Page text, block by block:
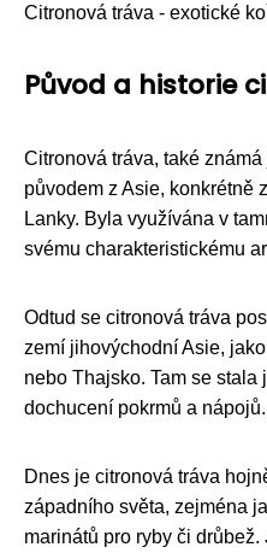
Citronová tráva - exotické
Původ a historie
Citronová tráva, také
původem z Asie, konkrétně
Lanky. Byla využívána v
svému charakteristickému
Odtud se citronová tráva
zemí jihovýchodní Asie,
nebo Thajsko. Tam se
dochucení pokrmů a nápojů.
Dnes je citronová tráva
západního světa, zejména
marinátů pro ryby či